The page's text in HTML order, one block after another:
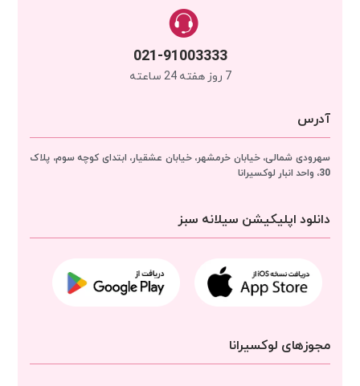
021-91003333
7 روز هفته 24 ساعته
آدرس
سهرودی شمالی، خیابان خرمشهر، خیابان عشقیار، ابتدای کوچه سوم، پلاک
30، واحد انبار
لوکسیرانا
دانلود اپلیکیشن سیلانه سبز
مجوزهای لوکسیرانا